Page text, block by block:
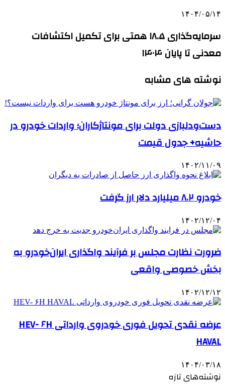
۱۴۰۴/۰۵/۱۴
سرمایه‌گذاری ۱۸.۵ همتی برای تکمیل اکتشافات
معدنی تا پایان ۱۴۰۴
نوشته های مشابه
دست‌‎ودلبازی دولت برای مونتاژکاران؛ واردات خودرو در
حاشیه+ جدول قیمت
۱۴۰۲/۱۱/۰۹
خودرو ۸.۲ میلیارد دلار ارز گرفت
۱۴۰۲/۱۲/۰۴
ضرورت نظارت مجلس بر فرآیند واگذاری ایران‌خودرو به
بخش خصوصی واقعی
۱۴۰۲/۱۲/۱۲
عرضه نقدی تحویل فوری خودروی وارداتی HEV- ۶H
HAVAL
۱۴۰۴/۰۳/۱۸
نوشته‌های تازه